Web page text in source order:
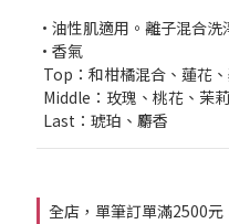
•油性肌適用。離子混合
•香氣
Top：和柑橘混合、蓮花
Middle：玫瑰、桃花、茉
  Last：琥珀、麝香
全店，單筆訂單滿2500元